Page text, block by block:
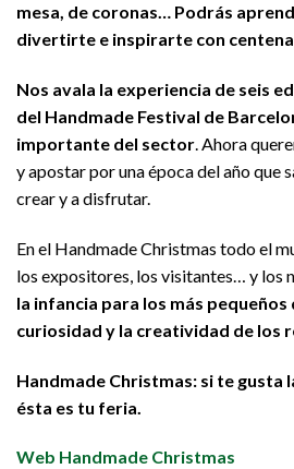
mesa, de coronas… Podrás
divertirte e inspirarte con
Nos avala la experiencia de seis
del Handmade Festival de
importante del sector. Ahora
y apostar por una época del año que
crear y a disfrutar.
En el Handmade Christmas todo el
los expositores, los visitantes… y los
la infancia para los más
curiosidad y la creatividad de los
Handmade Christmas: si te gusta
ésta es tu feria.
Web Handmade Christmas